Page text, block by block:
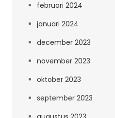
februari 2024
januari 2024
december 2023
november 2023
oktober 2023
september 2023